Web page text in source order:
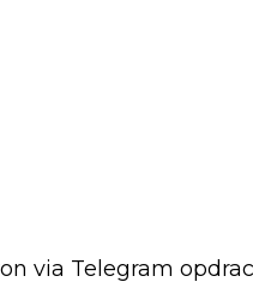
via Telegram